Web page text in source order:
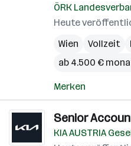
ÖRK
Heute
Wien
Vollzeit
ab 4.500 €
Merken
Senior
KIA AUSTRIA